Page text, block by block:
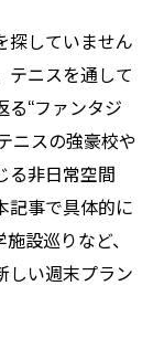
探していません
テニスを通して
る“ファンタジ
ニスの強豪校や
る非日常空間
事で具体的に
設巡りなど、
しい週末プラン